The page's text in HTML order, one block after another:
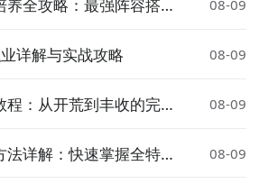
养全攻略：最强阵容搭配
08-09
详解与实战攻略 08-09
：从开荒到丰收的完整
08-09
详解：快速掌握全特质
08-09